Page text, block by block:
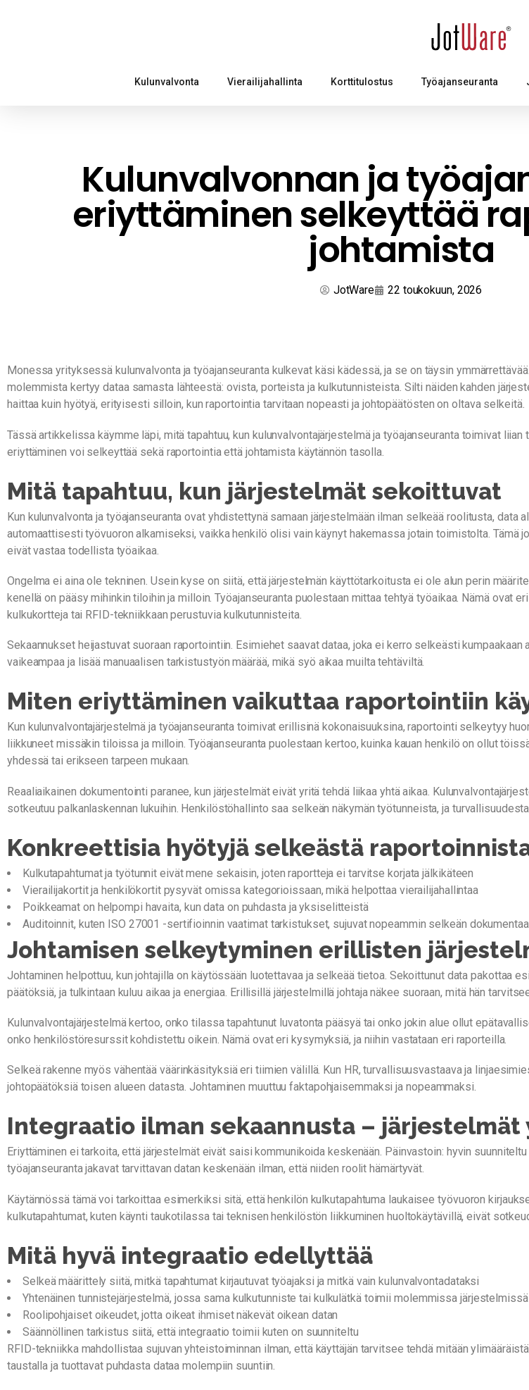
Kulunvalvonta Vierailijahallinta Korttitulostus Työajanseuranta
Kulunvalvonnan ja
eriyttäminen selkeyttää
johtamista
JotWare 22 toukokuun, 2026
Monessa yrityksessä kulunvalvonta ja työajanseuranta kulkevat käsi kädessä, ja se on täysin
molemmista kertyy dataa samasta lähteestä: ovista, porteista ja kulkutunnisteista. Silti näiden kahden
haittaa kuin hyötyä, erityisesti silloin, kun raportointia tarvitaan nopeasti ja johtopäätösten on oltava selkeitä.
Tässä artikkelissa käymme läpi, mitä tapahtuu, kun kulunvalvontajärjestelmä ja työajanseuranta toimivat
eriyttäminen voi selkeyttää sekä raportointia että johtamista käytännön tasolla.
Mitä tapahtuu, kun järjestelmät sekoittuvat
Kun kulunvalvonta ja työajanseuranta ovat yhdistettynä samaan järjestelmään ilman selkeää roolitusta, data
automaattisesti työvuoron alkamiseksi, vaikka henkilö olisi vain käynyt hakemassa jotain toimistolta. Tämä
eivät vastaa todellista työaikaa.
Ongelma ei aina ole tekninen. Usein kyse on siitä, että järjestelmän käyttötarkoitusta ei ole alun perin
kenellä on pääsy mihinkin tiloihin ja milloin. Työajanseuranta puolestaan mittaa tehtyä työaikaa. Nämä ovat
kulkukortteja tai RFID-tekniikkaan perustuvia kulkutunnisteita.
Sekaannukset heijastuvat suoraan raportointiin. Esimiehet saavat dataa, joka ei kerro selkeästi
vaikeampaa ja lisää manuaalisen tarkistustyön määrää, mikä syö aikaa muilta tehtäviltä.
Miten eriyttäminen vaikuttaa raportointiin
Kun kulunvalvontajärjestelmä ja työajanseuranta toimivat erillisinä kokonaisuuksina, raportointi selkeytyy
liikkuneet missäkin tiloissa ja milloin. Työajanseuranta puolestaan kertoo, kuinka kauan henkilö on ollut
yhdessä tai erikseen tarpeen mukaan.
Reaaliaikainen dokumentointi paranee, kun järjestelmät eivät yritä tehdä liikaa yhtä aikaa.
sotkeutuu palkanlaskennan lukuihin. Henkilöstöhallinto saa selkeän näkymän työtunneista, ja
Konkreettisia hyötyjä selkeästä
Kulkutapahtumat ja työtunnit eivät mene sekaisin, joten raportteja ei tarvitse korjata jälkikäteen
Vierailijakortit ja henkilökortit pysyvät omissa kategorioissaan, mikä helpottaa vierailijahallintaa
Poikkeamat on helpompi havaita, kun data on puhdasta ja yksiselitteistä
Auditoinnit, kuten ISO 27001 -sertifioinnin vaatimat tarkistukset, sujuvat nopeammin selkeän
Johtamisen selkeytyminen erillisten
Johtaminen helpottuu, kun johtajilla on käytössään luotettavaa ja selkeää tietoa. Sekoittunut data pakottaa
päätöksiä, ja tulkintaan kuluu aikaa ja energiaa. Erillisillä järjestelmillä johtaja näkee suoraan, mitä hän
Kulunvalvontajärjestelmä kertoo, onko tilassa tapahtunut luvatonta pääsyä tai onko jokin alue ollut
onko henkilöstöresurssit kohdistettu oikein. Nämä ovat eri kysymyksiä, ja niihin vastataan eri raporteilla.
Selkeä rakenne myös vähentää väärinkäsityksiä eri tiimien välillä. Kun HR, turvallisuusvastaava ja
johtopäätöksiä toisen alueen datasta. Johtaminen muuttuu faktapohjaisemmaksi ja nopeammaksi.
Integraatio ilman sekaannusta – järjestelmät
Eriyttäminen ei tarkoita, että järjestelmät eivät saisi kommunikoida keskenään. Päinvastoin: hyvin
työajanseuranta jakavat tarvittavan datan keskenään ilman, että niiden roolit hämärtyvät.
Käytännössä tämä voi tarkoittaa esimerkiksi sitä, että henkilön kulkutapahtuma laukaisee työvuoron
kulkutapahtumat, kuten käynti taukotilassa tai teknisen henkilöstön liikkuminen huoltokäytävillä, eivät
Mitä hyvä integraatio edellyttää
Selkeä määrittely siitä, mitkä tapahtumat kirjautuvat työajaksi ja mitkä vain kulunvalvontadataksi
Yhtenäinen tunnistejärjestelmä, jossa sama kulkutunniste tai kulkulätkä toimii molemmissa järjestelmissä
Roolipohjaiset oikeudet, jotta oikeat ihmiset näkevät oikean datan
Säännöllinen tarkistus siitä, että integraatio toimii kuten on suunniteltu
RFID-tekniikka mahdollistaa sujuvan yhteistoiminnan ilman, että käyttäjän tarvitsee tehdä mitään
taustalla ja tuottavat puhdasta dataa molempiin suuntiin.